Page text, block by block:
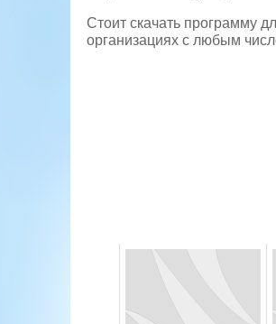
Стоит скачать программу
организациях с любым